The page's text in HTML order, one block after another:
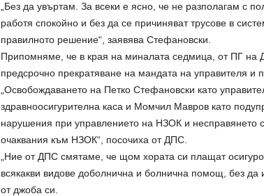
„Без да увъртам. За всеки е ясно, че не разполагам с
работя спокойно и без да се причиняват трусове в
правилното решение“, заявява Стефановски.
Припомняме, че в края на миналата седмица, от ПГ на
предсрочно прекратяване на мандата на управителя и
„Освобождаването на Петко Стефановски като
здравноосигурителна каса и Момчил Мавров като
нарушения при управлението на НЗОК и несправянето
очаквания към НЗОК“, посочиха от ДПС.
„Ние от ДПС смятаме, че щом хората си плащат
всякакви видове доболнична и болнична помощ, без
от джоба си.